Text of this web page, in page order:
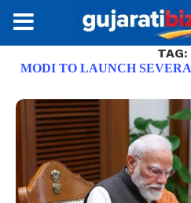
TAG:
MODI TO LAUNCH